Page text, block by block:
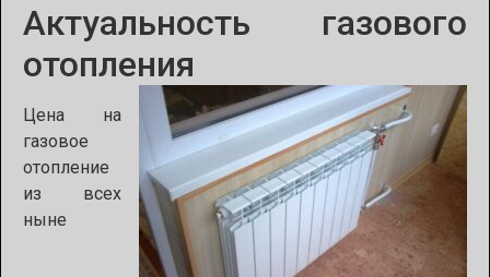
Актуальность газового
отопления
Цена на
газовое
отопление
из всех
ныне